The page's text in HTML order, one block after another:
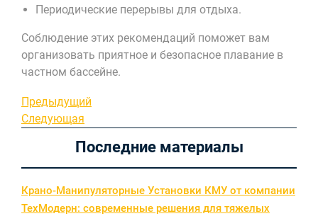
Периодические перерывы для отдыха.
Соблюдение этих рекомендаций поможет вам
организовать приятное и безопасное плавание в
частном бассейне.
Навигация
по
записям
Предыдущая
запись
Предыдущий
Следующая
Следующая
Последние материалы
Крано-Манипуляторные Установки КМУ от компании
ТехМодерн: современные решения для тяжелых